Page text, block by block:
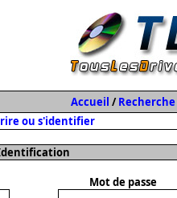
Accueil /
ou s'identifier
Mot de passe